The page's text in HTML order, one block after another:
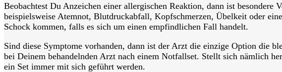
Beobachtest Du Anzeichen einer allergischen Reaktion, dann ist
beispielsweise Atemnot, Blutdruckabfall, Kopfschmerzen, Übelkeit oder
Schock kommen, falls es sich um einen empfindlichen Fall handelt.
Sind diese Symptome vorhanden, dann ist der Arzt die einzige Option die
bei Deinem behandelnden Arzt nach einem Notfallset. Stellt sich nämlich
ein Set immer mit sich geführt werden.